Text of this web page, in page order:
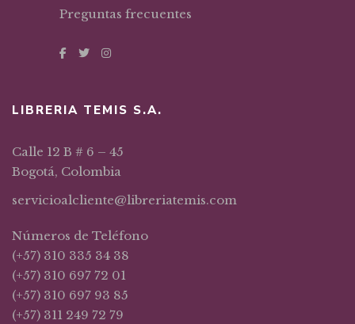
Preguntas frecuentes
LIBRERIA TEMIS S.A.
Calle 12 B # 6 – 45
Bogotá, Colombia
servicioalcliente@libreriatemis.com
Números de Teléfono
(+57) 310 335 34 38
(+57) 310 697 72 01
(+57) 310 697 93 85
(+57) 311 249 72 79